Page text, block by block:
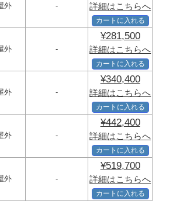
外 - 詳細はこちらへ
カートに入れる
外 -
¥281,500
詳細はこちらへ
カートに入れる
外 -
¥340,400
詳細はこちらへ
カートに入れる
外 -
¥442,400
詳細はこちらへ
カートに入れる
外 -
¥519,700
詳細はこちらへ
カートに入れる